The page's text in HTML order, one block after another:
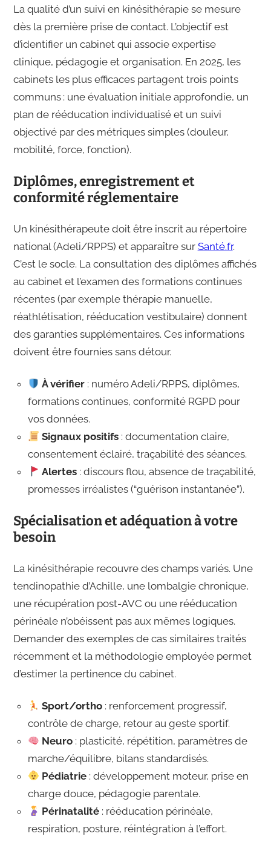
La qualité d’un suivi en kinésithérapie se mesure
dès la première prise de contact. L’objectif est
d’identifier un cabinet qui associe expertise
clinique, pédagogie et organisation. En 2025, les
cabinets les plus efficaces partagent trois points
communs : une évaluation initiale approfondie, un
plan de rééducation individualisé et un suivi
objectivé par des métriques simples (douleur,
mobilité, force, fonction).
Diplômes, enregistrement et
conformité réglementaire
Un kinésithérapeute doit être inscrit au répertoire
national (Adeli/RPPS) et apparaître sur Santé.fr.
C’est le socle. La consultation des diplômes affichés
au cabinet et l’examen des formations continues
récentes (par exemple thérapie manuelle,
réathlétisation, rééducation vestibulaire) donnent
des garanties supplémentaires. Ces informations
doivent être fournies sans détour.
À vérifier: numéro Adeli/RPPS, diplômes,
formations continues, conformité RGPD pour
vos données.
Signaux positifs: documentation claire,
consentement éclairé, traçabilité des séances.
Alertes: discours flou, absence de traçabilité,
promesses irréalistes (“guérison instantanée”).
Spécialisation et adéquation à votre
besoin
La kinésithérapie recouvre des champs variés. Une
tendinopathie d’Achille, une lombalgie chronique,
une récupération post-AVC ou une rééducation
périnéale n’obéissent pas aux mêmes logiques.
Demander des exemples de cas similaires traités
récemment et la méthodologie employée permet
d’estimer la pertinence du cabinet.
Sport/ortho: renforcement progressif,
contrôle de charge, retour au geste sportif.
Neuro: plasticité, répétition, paramètres de
marche/équilibre, bilans standardisés.
Pédiatrie: développement moteur, prise en
charge douce, pédagogie parentale.
Périnatalité: rééducation périnéale,
respiration, posture, réintégration à l’effort.